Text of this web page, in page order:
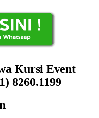
Kursi Event
8260.1199